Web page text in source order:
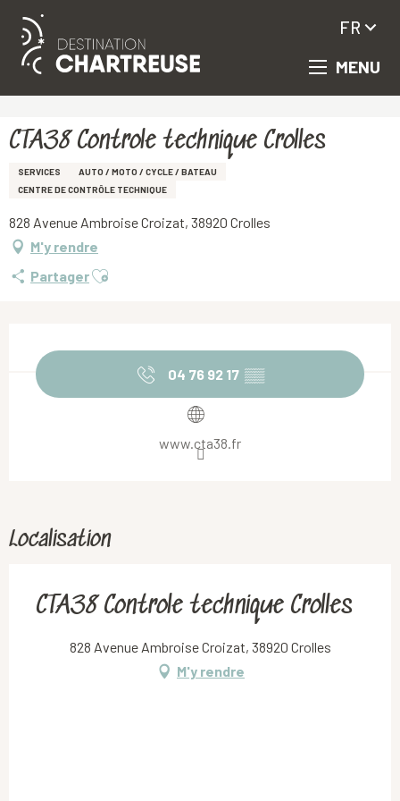
Aller
principal
MENU
FR
CTA38 Controle technique Crolles
SERVICES
AUTO / MOTO / CYCLE / BATEAU
CENTRE DE CONTRÔLE TECHNIQUE
828 Avenue Ambroise Croizat, 38920 Crolles
M'y rendre
PartagerAjouter aux favoris
04 76 92 17 ▒▒
www.cta38.fr
Localisation
CTA38 Controle technique Crolles
828 Avenue Ambroise Croizat, 38920 Crolles
M'y rendre